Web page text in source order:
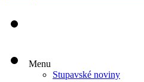
Menu
Stupavské noviny